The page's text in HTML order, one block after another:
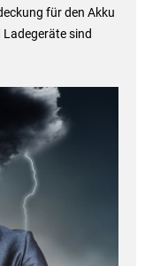
für den Akku
sind